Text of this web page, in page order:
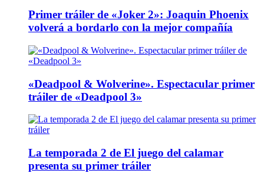
Primer tráiler de «Joker 2»: Joaquin Phoenix
volverá a bordarlo con la mejor compañía
«Deadpool & Wolverine». Espectacular primer
tráiler de «Deadpool 3»
La temporada 2 de El juego del calamar
presenta su primer tráiler